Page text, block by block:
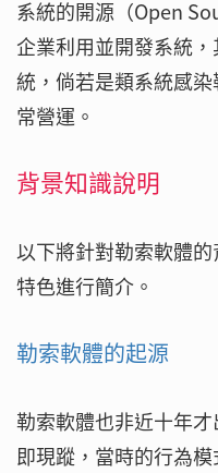
系統的開源（Open
企業利用並開發系統
統，倘若是類系統感
常營運。
背景知識說明
以下將針對勒索軟體
特色進行簡介。
勒索軟體的起源
勒索軟體也非近十年
即現蹤，當時的行為